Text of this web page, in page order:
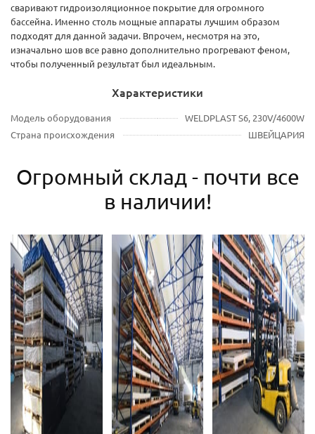
сваривают гидроизоляционное покрытие для огромного
бассейна. Именно столь мощные аппараты лучшим образом
подходят для данной задачи. Впрочем, несмотря на это,
изначально шов все равно дополнительно прогревают феном,
чтобы полученный результат был идеальным.
Характеристики
Модель оборудования
WELDPLAST S6, 230V/4600W
Страна происхождения
ШВЕЙЦАРИЯ
Огромный склад - почти все
в наличии!